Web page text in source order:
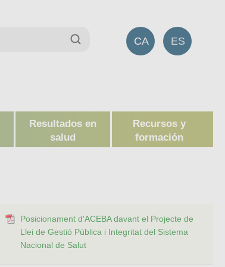
CA ES
Resultados en
salud
Recursos y
formación
Posicionament d'ACEBA davant el Projecte de
Llei de Gestió Pública i Integritat del Sistema
Nacional de Salut